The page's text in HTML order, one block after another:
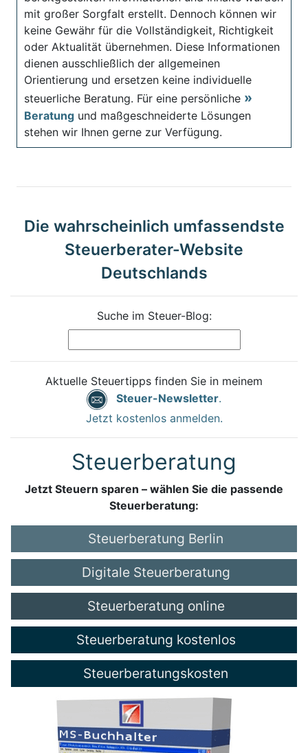
mit großer Sorgfalt erstellt. Dennoch können wir
keine Gewähr für die Vollständigkeit, Richtigkeit
oder Aktualität übernehmen. Diese Informationen
dienen ausschließlich der allgemeinen
Orientierung und ersetzen keine individuelle
steuerliche Beratung. Für eine persönliche
Beratung und maßgeschneiderte Lösungen
stehen wir Ihnen gerne zur Verfügung.
Die wahrscheinlich umfassendste
Steuerberater-Website
Deutschlands
Suche im Steuer-Blog:
Aktuelle Steuertipps finden Sie in meinem
Steuer-Newsletter.
Jetzt kostenlos anmelden.
Steuerberatung
Jetzt Steuern sparen – wählen Sie die passende
Steuerberatung:
Steuerberatung Berlin
Digitale Steuerberatung
Steuerberatung online
Steuerberatung kostenlos
Steuerberatungskosten